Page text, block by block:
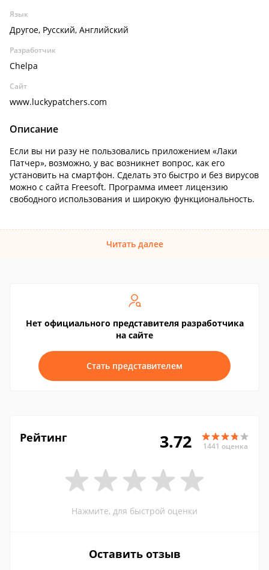
Язык
Другое, Русский, Английский
Разработчик
Chelpa
Сайт
www.luckypatchers.com
Описание
Если вы ни разу не пользовались приложением «Лаки
Патчер», возможно, у вас возникнет вопрос, как его
установить на смартфон. Сделать это быстро и без вирусов
можно с сайта Freesoft. Программа имеет лицензию
свободного использования и широкую функциональность.
Читать далее
Нет официального представителя разработчика
на сайте
Стать представителем
Рейтинг 3.72 1441 оценка
Нажмите, для быстрой оценки
Оставить отзыв